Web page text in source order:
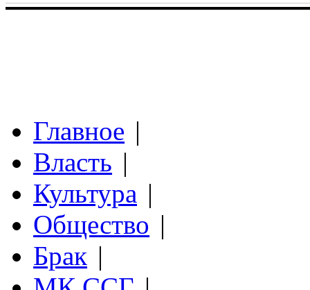
Главное |
Власть |
Культура |
Общество |
Брак |